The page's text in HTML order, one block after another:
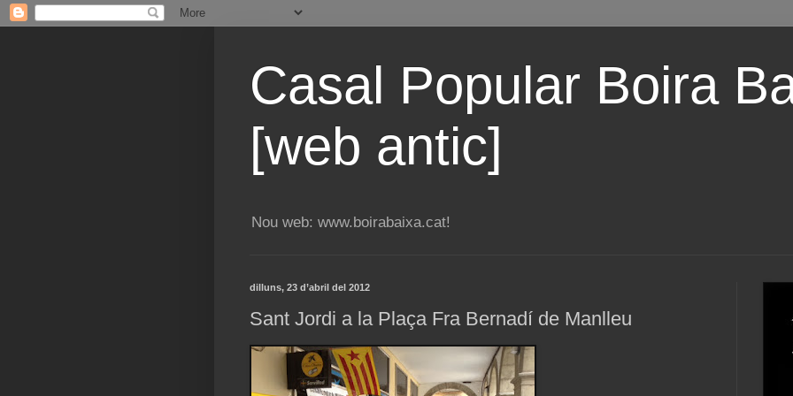
Casal Popular Boira
[web antic]
Nou web: www.boirabaixa.cat!
dilluns, 23 d’abril del 2012
Sant Jordi a la Plaça Fra Bernadí de Manlleu